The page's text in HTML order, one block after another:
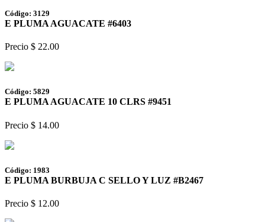
Código: 3129
E PLUMA AGUACATE #6403
Precio $ 22.00
Código: 5829
E PLUMA AGUACATE 10 CLRS #9451
Precio $ 14.00
Código: 1983
E PLUMA BURBUJA C SELLO Y LUZ #B2467
Precio $ 12.00